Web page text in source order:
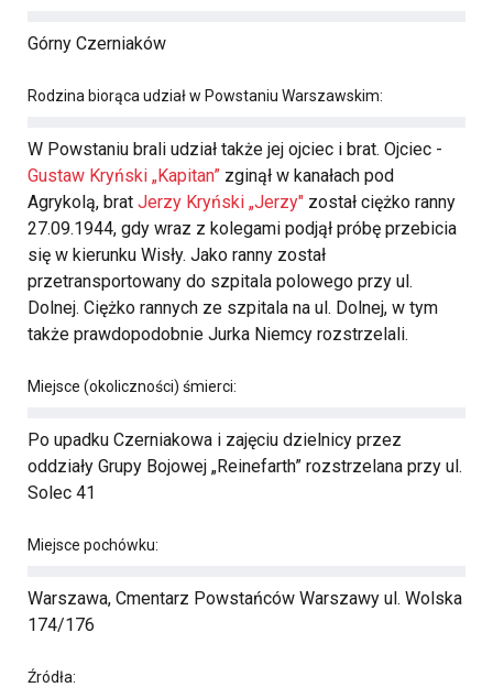
Górny Czerniaków
Rodzina biorąca udział w Powstaniu Warszawskim:
W Powstaniu brali udział także jej ojciec i brat. Ojciec -
Gustaw Kryński „Kapitan” zginął w kanałach pod
Agrykolą, brat Jerzy Kryński „Jerzy" został ciężko ranny
27.09.1944, gdy wraz z kolegami podjął próbę przebicia
się w kierunku Wisły. Jako ranny został
przetransportowany do szpitala polowego przy ul.
Dolnej. Ciężko rannych ze szpitala na ul. Dolnej, w tym
także prawdopodobnie Jurka Niemcy rozstrzelali.
Miejsce (okoliczności) śmierci:
Po upadku Czerniakowa i zajęciu dzielnicy przez
oddziały Grupy Bojowej „Reinefarth” rozstrzelana przy ul.
Solec 41
Miejsce pochówku:
Warszawa, Cmentarz Powstańców Warszawy ul. Wolska
174/176
Źródła: